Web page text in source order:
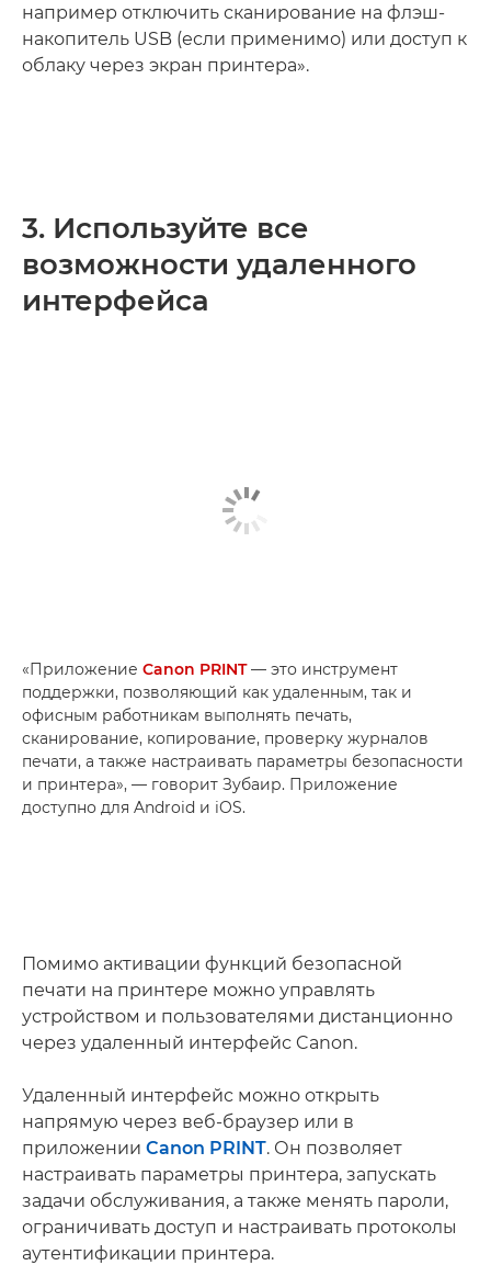
например отключить сканирование на флэш-
накопитель USB (если применимо) или доступ к
облаку через экран принтера».
3. Используйте все
возможности удаленного
интерфейса
«Приложение Canon PRINT— это инструмент
поддержки, позволяющий как удаленным, так и
офисным работникам выполнять печать,
сканирование, копирование, проверку журналов
печати, а также настраивать параметры безопасности
и принтера», — говорит Зубаир. Приложение
доступно для Android и iOS.
Помимо активации функций безопасной
печати на принтере можно управлять
устройством и пользователями дистанционно
через удаленный интерфейс Canon.
Удаленный интерфейс можно открыть
напрямую через веб-браузер или в
приложении Canon PRINT. Он позволяет
настраивать параметры принтера, запускать
задачи обслуживания, а также менять пароли,
ограничивать доступ и настраивать протоколы
аутентификации принтера.